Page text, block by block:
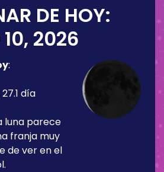
DE HOY:
2026
:
27.1 día
luna parece
franja muy
de ver en el